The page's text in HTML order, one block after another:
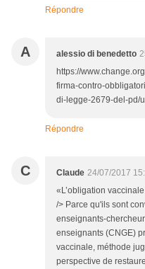
Répondre
A alessio di benedetto
https://
firma-contro-
di-legge-2679-del-pd/
Répondre
C Claude 24/07/2017
«L’obligation
/> Parce qu'ils sont
enseignants-
enseignants (CNGE)
vaccinale, méthode
perspective de